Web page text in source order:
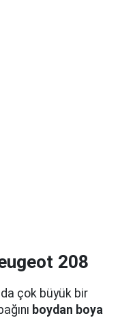
208
çok büyük bir
boydan boya